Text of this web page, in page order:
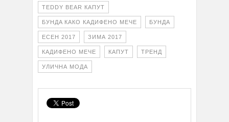
TEDDY BEAR КАПУТ
БУНДA КАКО КАДИФЕНО МЕЧЕ БУНДА
ЕСЕН 2017 ЗИМА 2017
КАДИФЕНО МЕЧЕ КАПУТ ТРЕНД
УЛИЧНА МОДА